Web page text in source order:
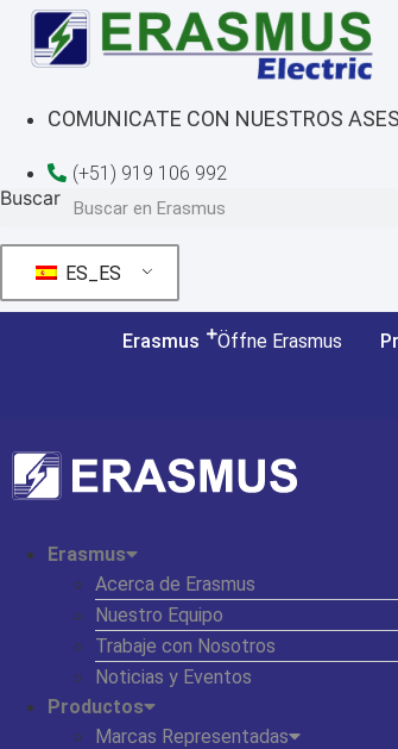
contenido
COMUNICATE CON NUESTROS
(+51) 919 106 992
Buscar
ES_ES
Erasmus Öffne Erasmus
Erasmus
Acerca de Erasmus
Nuestro Equipo
Trabaje con Nosotros
Noticias y Eventos
Productos
Marcas Representadas